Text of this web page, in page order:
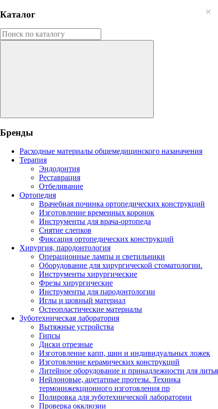
Каталог
Бренды
Расходные материалы общемедицинского назаначения
Терапия
Эндодонтия
Реставрация
Отбеливание
Ортопедия
Врачебная починка ортопедических конструкций
Изготовление временных коронок
Инструменты для врача-ортопеда
Снятие слепков
Фиксация ортопедических конструкций
Хирургия, пародонтология
Операционные лампы и светильники
Оборудование для хирургической стоматологии.
Инструменты хирургические
Фрезы хирургические
Инструменты для пародонтологии
Иглы и шовный материал
Остеопластические материалы
Зуботехническая лаборатория
Вытяжные устройства
Гипсы
Диски отрезные
Изготовление капп, шин и индивидуальных ложек
Изготовление керамических конструкций
Литейное оборудование и принадлежности для литья
Нейлоновые, ацетатные протезы. Техника
термоинжекционного изготовления пр
Полировка для зуботехнической лаборатории
Проверка окклюзии